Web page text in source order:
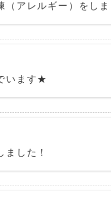
（アレルギー）をし
います★
した！